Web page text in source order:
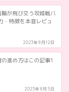
が飛び交う攻城戦バ
・特徴を本音レビュ
2023年8月12日
進め方はこの記事1
2023年8月5日